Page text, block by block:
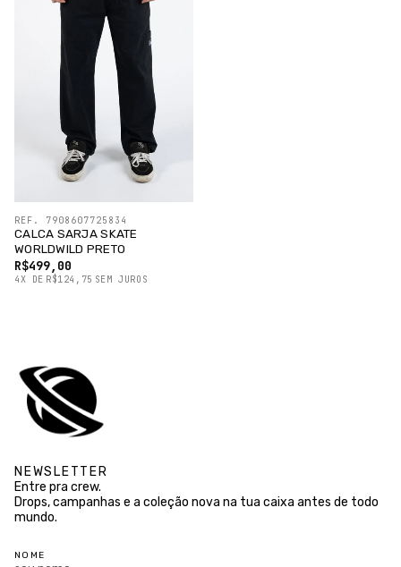
CALCA SARJA SKATE
WORLDWILD PRETO
R$499,00
4X DE R$124,75 SEM JUROS
REF. 7908607725834
NEWSLETTER
Entre pra crew.
Drops, campanhas e a coleção nova na tua caixa antes de todo
mundo.
NOME